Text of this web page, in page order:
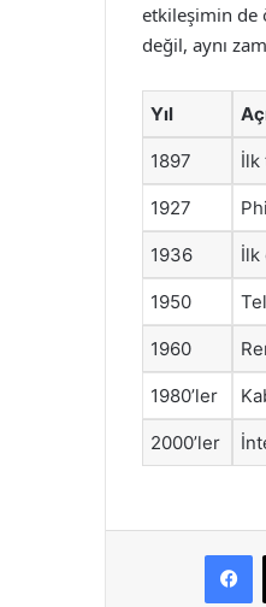
etkileşimin de
değil, aynı
Yıl
1897 İlk
1927
1936 İlk
1950
1960
1980’ler
2000’ler